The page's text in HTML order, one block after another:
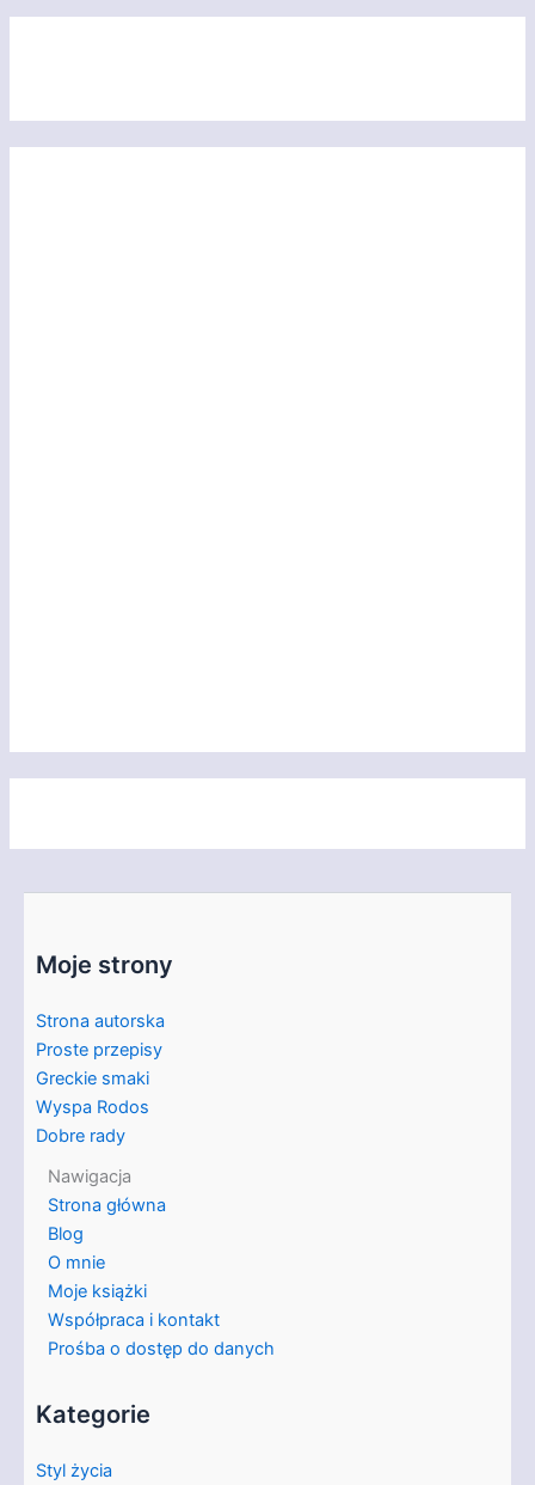
Moje strony
Strona autorska
Proste przepisy
Greckie smaki
Wyspa Rodos
Dobre rady
Nawigacja
Strona główna
Blog
O mnie
Moje książki
Współpraca i kontakt
Prośba o dostęp do danych
Kategorie
Styl życia